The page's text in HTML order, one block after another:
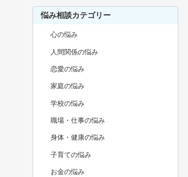
悩み相談カテゴリー
心の悩み
人間関係の悩み
恋愛の悩み
家庭の悩み
学校の悩み
職場・仕事の悩み
身体・健康の悩み
子育ての悩み
お金の悩み